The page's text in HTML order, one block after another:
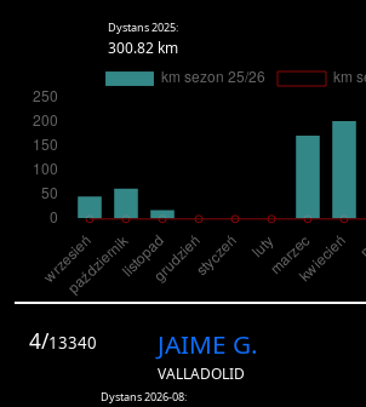
Dystans 2025:
300.82 km
4/13340 JAIME G.
VALLADOLID
Dystans 2026-08: